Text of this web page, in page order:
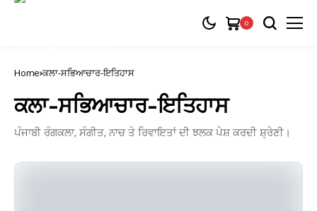
0
Home ਕਲਾ-ਸਭਿਆਚਾਰ-ਇਤਿਹਾਸ
ਕਲਾ-ਸਭਿਆਚਾਰ-ਇਤਿਹਾਸ
ਪੰਜਾਬੀ ਰੰਗਕਲਾ, ਸੰਗੀਤ, ਨਾਚ ਤੇ ਰਿਵਾਇਤਾਂ ਦੀ ਝਲਕ ਪੇਸ਼ ਕਰਦੀ ਸ਼੍ਰੇਣੀ।